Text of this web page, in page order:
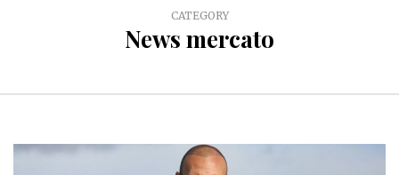
CATEGORY
News mercato